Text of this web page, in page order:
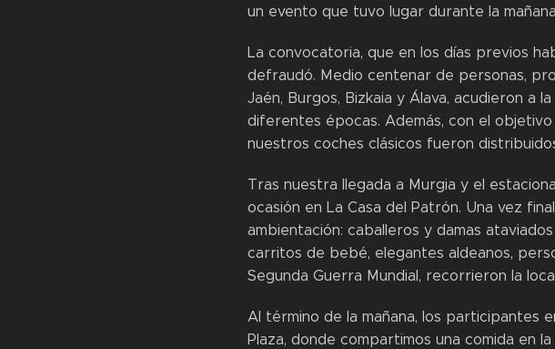
un evento que tuvo lugar durante la
La convocatoria, que en los días previos
defraudó. Medio centenar de personas,
Jaén, Burgos, Bizkaia y Álava, acudieron
diferentes épocas. Además, con el
nuestros coches clásicos fueron
Tras nuestra llegada a Murgia y el
ocasión en La Casa del Patrón. Una vez
ambientación: caballeros y damas
carritos de bebé, elegantes aldeanos,
Segunda Guerra Mundial, recorrieron la
Al término de la mañana, los participantes
Plaza, donde compartimos una comida en